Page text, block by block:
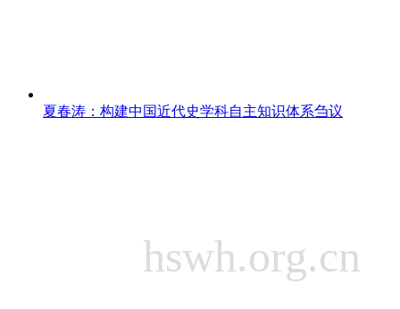
夏春涛：构建中国近代史学科自主知识体系刍议